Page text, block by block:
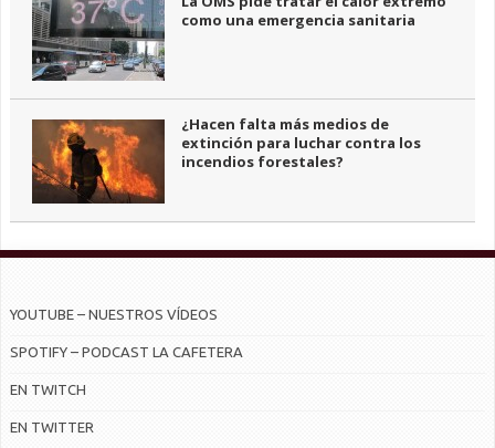
como una emergencia sanitaria
¿Hacen falta más medios de
extinción para luchar contra los
incendios forestales?
YOUTUBE – NUESTROS VÍDEOS
SPOTIFY – PODCAST LA CAFETERA
EN TWITCH
EN TWITTER